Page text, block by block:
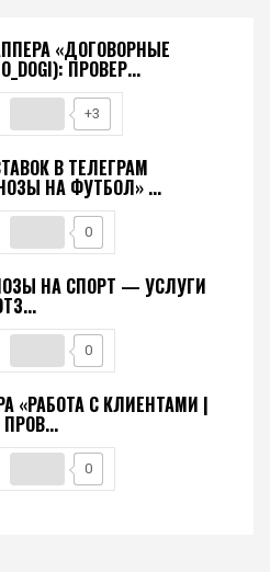
«ДОГОВОРНЫЕ
ПРОВЕР...
+3
В ТЕЛЕГРАМ
НА ФУТБОЛ» ...
0
НА СПОРТ — УСЛУГИ
0
«РАБОТА С КЛИЕНТАМИ |
0